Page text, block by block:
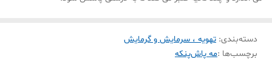
دسته‌بندی: تهویه ، سرمایش و گرمایش
برچسب‌ها :مه پاشپنکه